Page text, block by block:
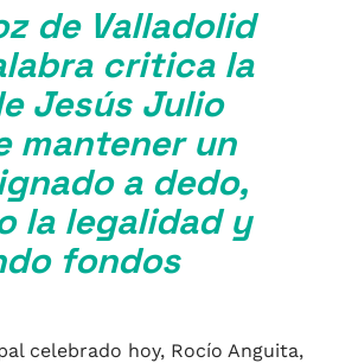
de Valladolid
critica la
Jesús Julio
mantener un
a dedo,
la legalidad y
fondos
celebrado hoy, Rocío Anguita,